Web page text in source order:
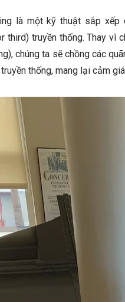
là một kỹ thuật sắp
third) truyền thống. Thay vì
chúng ta sẽ chồng các
thống, mang lại cảm